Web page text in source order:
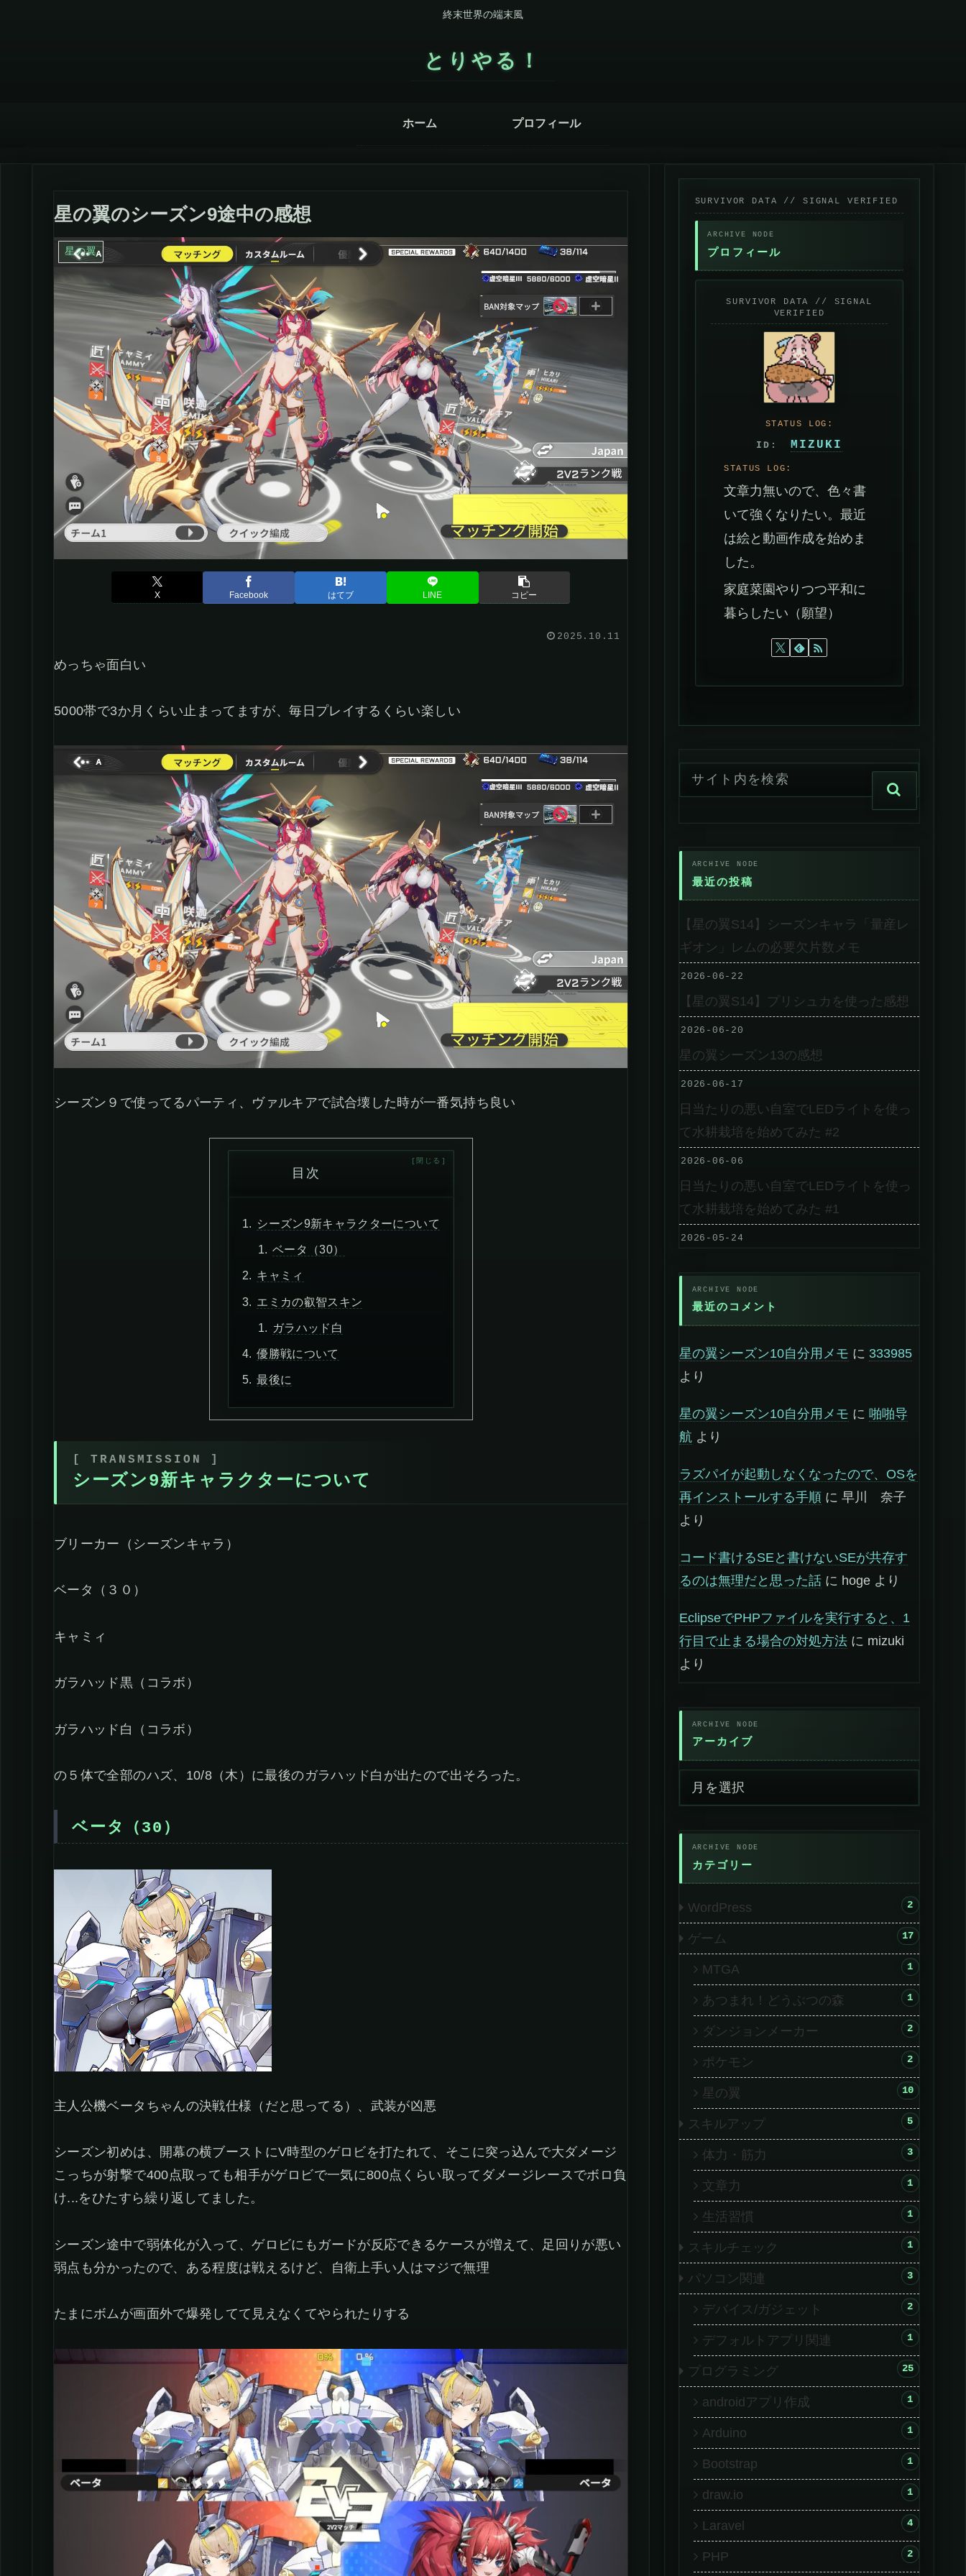
終末世界の端末風
とりやる！
ホーム プロフィール
星の翼のシーズン9途中の感想
星の翼
X Facebook はてブ LINE コピー
2025.10.11
めっちゃ面白い
5000帯で3か月くらい止まってますが、毎日プレイするくらい楽しい
シーズン９で使ってるパーティ、ヴァルキアで試合壊した時が一番気持ち良い
目次
シーズン9新キャラクターについて
ベータ（30）
キャミィ
エミカの叡智スキン
ガラハッド白
優勝戦について
最後に
シーズン9新キャラクターについて
ブリーカー（シーズンキャラ）
ベータ（３０）
キャミィ
ガラハッド黒（コラボ）
ガラハッド白（コラボ）
の５体で全部のハズ、10/8（木）に最後のガラハッド白が出たので出そろった。
ベータ（30）
主人公機ベータちゃんの決戦仕様（だと思ってる）、武装が凶悪
シーズン初めは、開幕の横ブーストにV時型のゲロビを打たれて、そこに突っ込んで大ダメージ
こっちが射撃で400点取っても相手がゲロビで一気に800点くらい取ってダメージレースでボロ負
け...をひたすら繰り返してました。
シーズン途中で弱体化が入って、ゲロビにもガードが反応できるケースが増えて、足回りが悪い
弱点も分かったので、ある程度は戦えるけど、自衛上手い人はマジで無理
たまにボムが画面外で爆発してて見えなくてやられたりする
プロフィール
MIZUKI
文章力無いので、色々書
いて強くなりたい。最近
は絵と動画作成を始めま
した。
家庭菜園やりつつ平和に
暮らしたい（願望）
最近の投稿
【星の翼S14】シーズンキャラ「量産レ
ギオン」レムの必要欠片数メモ
2026-06-22
【星の翼S14】プリシュカを使った感想
2026-06-20
星の翼シーズン13の感想
2026-06-17
日当たりの悪い自室でLEDライトを使っ
て水耕栽培を始めてみた #2
2026-06-06
日当たりの悪い自室でLEDライトを使っ
て水耕栽培を始めてみた #1
2026-05-24
最近のコメント
星の翼シーズン10自分用メモ に 333985
より
星の翼シーズン10自分用メモ に 啪啪导
航 より
ラズパイが起動しなくなったので、OSを
再インストールする手順 に 早川 奈子
より
コード書けるSEと書けないSEが共存す
るのは無理だと思った話 に hoge より
EclipseでPHPファイルを実行すると、1
行目で止まる場合の対処方法 に mizuki
より
アーカイブ
カテゴリー
WordPress 2
ゲーム 17
MTGA 1
あつまれ！どうぶつの森 1
ダンジョンメーカー 2
ポケモン 2
星の翼 10
スキルアップ 5
体力・筋力 3
文章力 1
生活習慣 1
スキルチェック 1
パソコン関連 3
デバイス/ガジェット 2
デフォルトアプリ関連 1
プログラミング 25
androidアプリ作成 1
Arduino 1
Bootstrap 1
draw.io 1
Laravel 4
PHP 2